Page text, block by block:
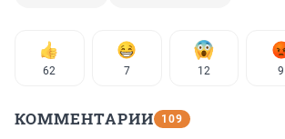
62 7 12 9
КОММЕНТАРИИ 109